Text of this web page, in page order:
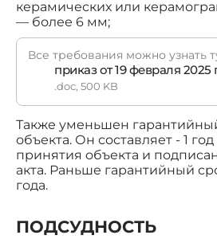
керамических или
— более 6 мм;
Все требования можно узнать
приказ от 19 февраля 2025
.doc, 500 KB
Также уменьшен
объекта. Он составляет - 1
принятия объекта и
акта. Раньше гарантийный
года.
ПОДСУДНОСТЬ